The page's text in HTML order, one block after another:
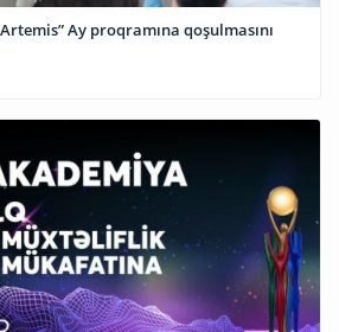
Ay proqramına qoşulmasını